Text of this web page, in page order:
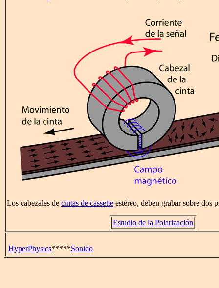
Los cabezales de cintas de cassette estéreo, deben grabar sobre dos
Estudio de la Polarización
HyperPhysics*****Sonido